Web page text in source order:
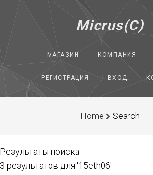
Micrus(C)
МАГАЗИН КОМПАНИЯ
РЕГИСТРАЦИЯ ВХОД
Home Search
Результаты поиска
3 результатов для '15eth06'